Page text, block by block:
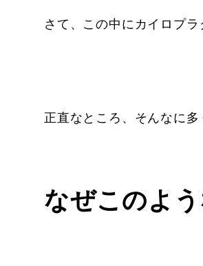
さて、この中にカイロプ
正直なところ、そんなに多
なぜこのよ